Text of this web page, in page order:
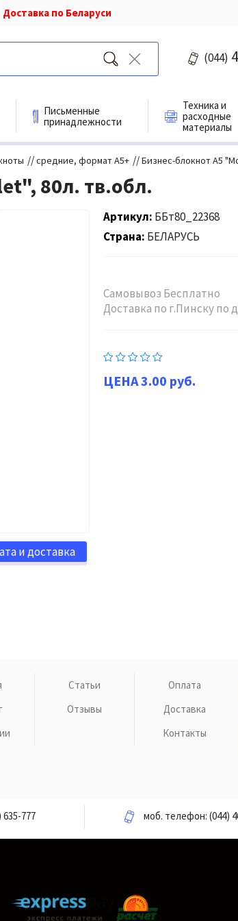
Доставка по Беларуси
(044)
Письменные
принадлежности
Техника и
расходные
материалы
//средние, формат А5+ //Бизнес-блокнот А5
80л. тв.обл.
Артикул ББт80_22368
Страна БЕЛАРУСЬ
Самовывоз Бесплатно
Доставка по г.Пинску по
3.00 руб.
и доставка
Статьи
Отзывы
Оплата
Доставка
Контакты
635-777 моб. телефон:(044)